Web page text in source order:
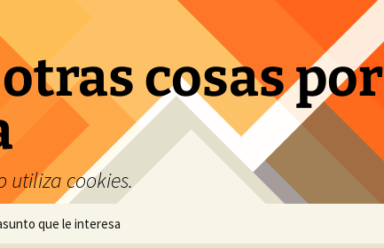
cosas por
utiliza cookies.
que le interesa